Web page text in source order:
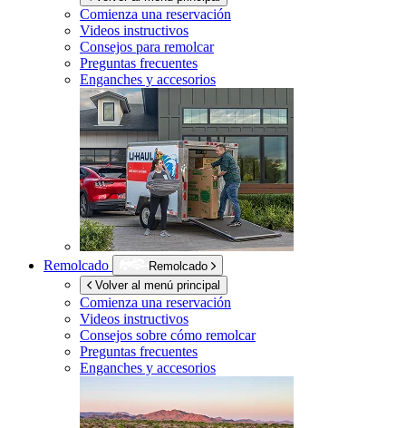
Comienza una reservación
Videos instructivos
Consejos para remolcar
Preguntas frecuentes
Enganches y accesorios
Remolcado
Remolcado
Volver al menú principal
Comienza una reservación
Videos instructivos
Consejos sobre cómo remolcar
Preguntas frecuentes
Enganches y accesorios